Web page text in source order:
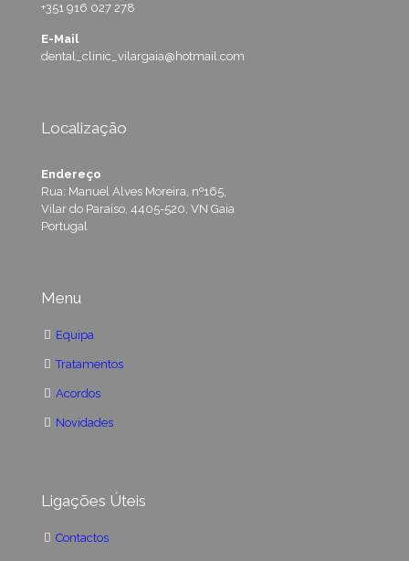
+351 916 027 278
E-Mail
dental_clinic_vilargaia@hotmail.com
Localização
Endereço
Rua: Manuel Alves Moreira, nº165,
Vilar do Paraíso, 4405-520, VN Gaia
Portugal
Menu
Equipa
Tratamentos
Acordos
Novidades
Ligações Úteis
Contactos